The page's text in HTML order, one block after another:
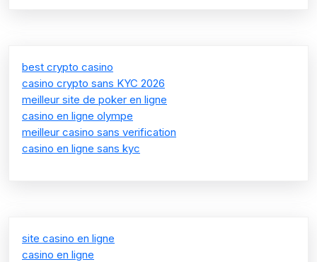
best crypto casino
casino crypto sans KYC 2026
meilleur site de poker en ligne
casino en ligne olympe
meilleur casino sans verification
casino en ligne sans kyc
site casino en ligne
casino en ligne